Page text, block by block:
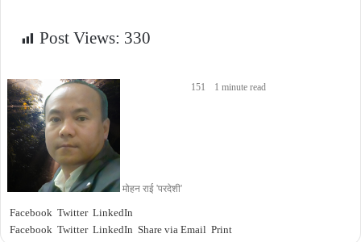
Post Views: 330
मोहन राई 'परदेशी'
151 1 minute read
Facebook Twitter LinkedIn
Facebook Twitter LinkedIn Share via Email Print